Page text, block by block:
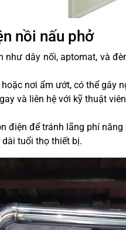
nồi nấu phở
như dây nối, aptomat, và
nơi ẩm ướt, có thể gây
và liên hệ với kỹ thuật
điện để tránh lãng phí
tuổi thọ thiết bị.